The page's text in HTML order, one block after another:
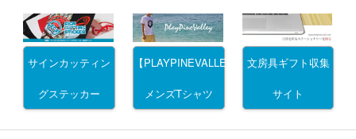
サインカッティン
グステッカー
【PLAYPINEVALLEY】
メンズTシャツ
文房具ギフト収集
サイト